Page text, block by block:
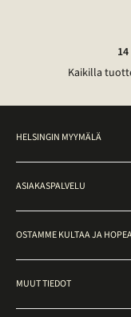
Kaikilla
HELSINGIN MYYMÄLÄ
Noutopiste on avoinna
Ateneuminkuja 2,
Myymälässä voit
ostoksia paikan päällä.
niitä voi tilata näytille
asiakaspalveluun.
ASIAKASPALVELU
Toimitusehdot
Palautusohjeet
Maksutavat
Esineen kunto
Usein kysytyt
OSTAMME KULTAA JA
Kultarahaksi Oy
KultaRahaksi laskuri
Ostopiste
MUUT TIEDOT
Kullan ja hopean hinta